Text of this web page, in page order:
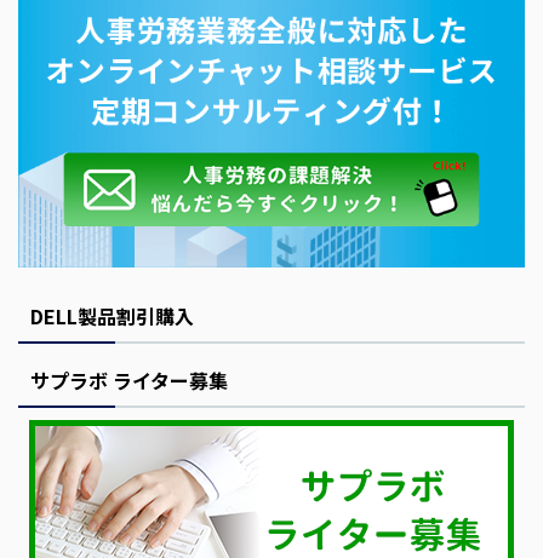
DELL製品割引購入
サプラボ ライター募集